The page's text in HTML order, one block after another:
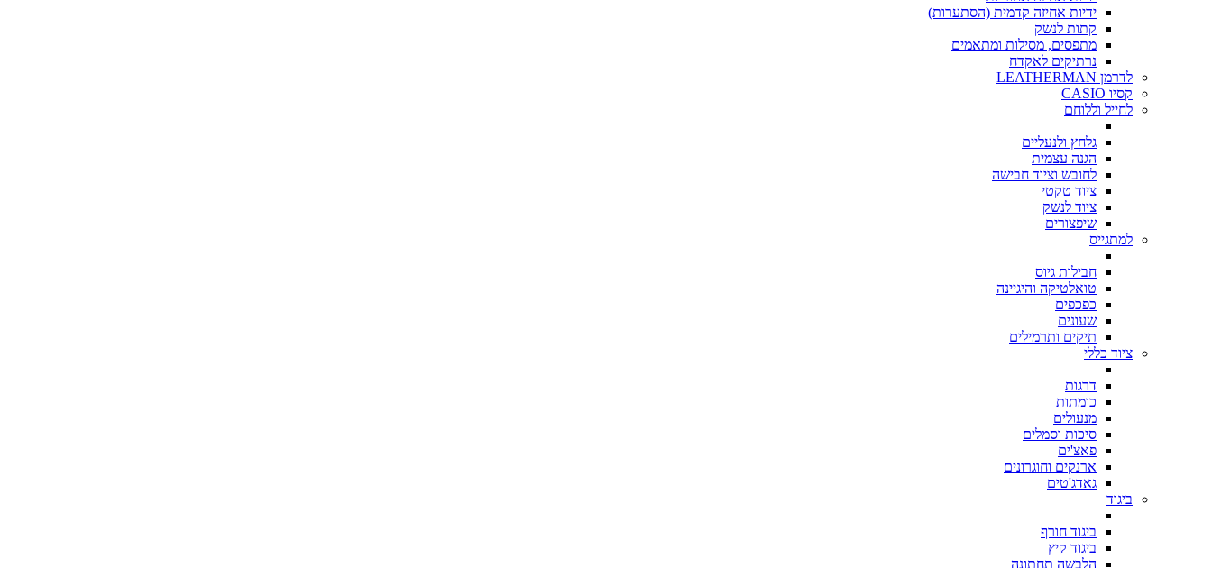
ידיות אחיזה קדמית (הסתערות)
קתות לנשק
מתפסים, מסילות ומתאמים
נרתיקים לאקדח
לדרמן LEATHERMAN
קסיו CASIO
לחייל וללוחם
גלחץ ולנעליים
הגנה עצמית
לחובש וציוד חבישה
ציוד טקטי
ציוד לנשק
שיפצורים
למתגייס
חבילות גיוס
טואלטיקה והיגיינה
כפכפים
שעונים
תיקים ותרמילים
ציוד כללי
דרגות
כומתות
מנעולים
סיכות וסמלים
פאצ'ים
ארנקים וחוגרונים
גאדג'טים
ביגוד
ביגוד חורף
ביגוד קיץ
הלבשה תחתונה